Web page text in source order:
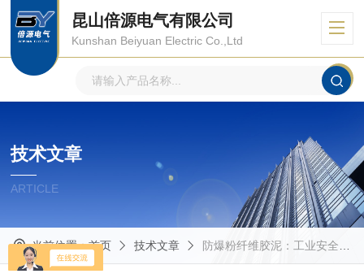
昆山倍源电气有限公司
Kunshan Beiyuan Electric Co.,Ltd
技术文章
ARTICLE
当前位置：首页 技术文章 防爆粉纤维胶泥：工业安全的隐形护盾